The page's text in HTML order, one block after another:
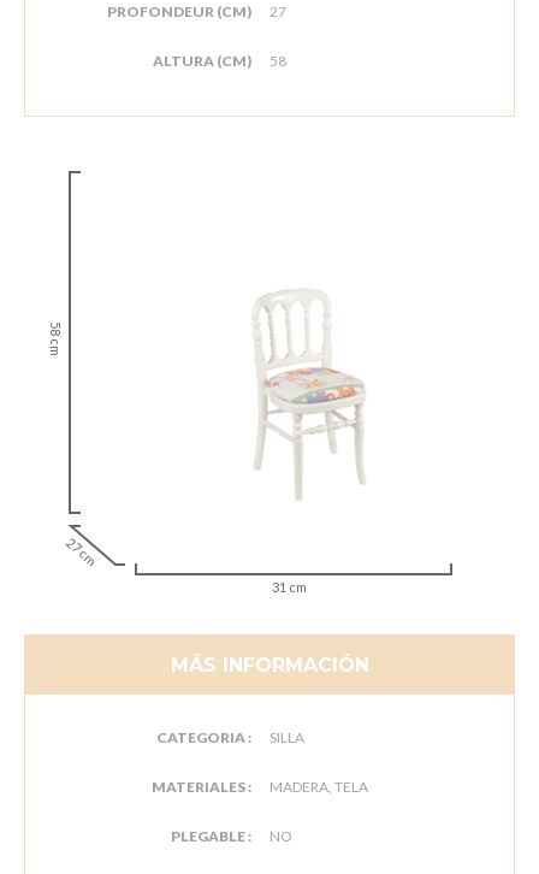
PROFONDEUR (CM) 27
ALTURA (CM) 58
58 cm
27 cm
31 cm
MÁS INFORMACIÓN
CATEGORIA : SILLA
MATERIALES : MADERA, TELA
PLEGABLE : NO